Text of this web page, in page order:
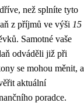
než splníte tyto
z příjmů ve výši 15
Samotné vaše
odváděli již při
se mohou měnit, a
aktuální
poradce.